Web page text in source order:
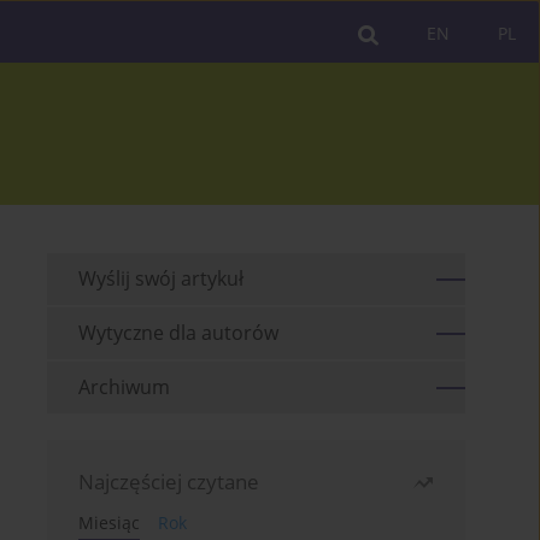
PL
EN
Wyślij swój artykuł
Wytyczne dla autorów
Archiwum
Najczęściej czytane
Miesiąc
Rok